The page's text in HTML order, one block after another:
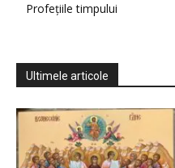
Profețiile timpului
Ultimele articole